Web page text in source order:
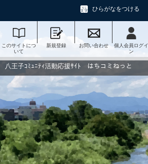
ひらがなをつける
このサイトにつ
いて
新規登録 お問い合わせ
個人会員ログイ
ン
八王子ｺﾐｭﾆﾃｨ活動応援ｻｲﾄ はちコミねっと